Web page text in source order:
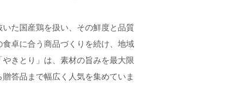
た国産鶏を扱い、その鮮度と品質
卓に合う商品づくりを続け、地域
きとり」は、素材の旨みを最大限
答品まで幅広く人気を集めていま